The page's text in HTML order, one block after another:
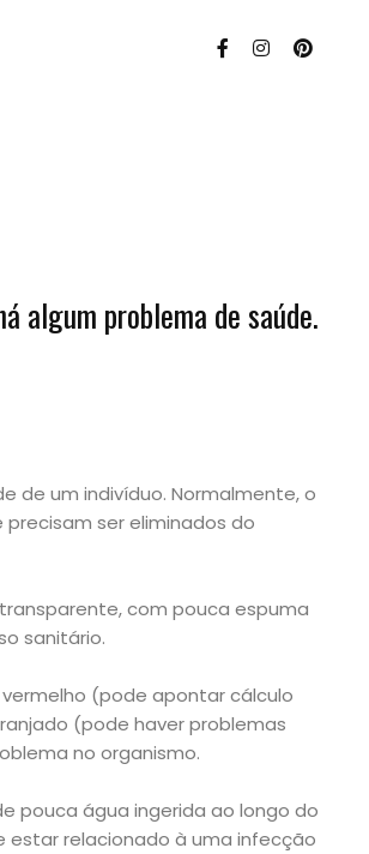
algum problema de saúde.
de um indivíduo. Normalmente, o
precisam ser eliminados do
com pouca espuma
sanitário.
(pode apontar cálculo
(pode haver problemas
no organismo.
pouca água ingerida ao longo do
estar relacionado à uma infecção